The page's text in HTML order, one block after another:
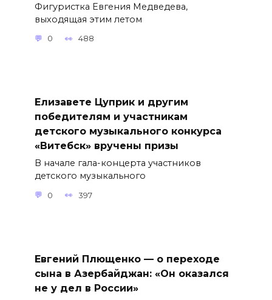
Фигуристка Евгения Медведева,
выходящая этим летом
0 488
Елизавете Цуприк и другим
победителям и участникам
детского музыкального конкурса
«Витебск» вручены призы
В начале гала-концерта участников
детского музыкального
0 397
Евгений Плющенко — о переходе
сына в Азербайджан: «Он оказался
не у дел в России»